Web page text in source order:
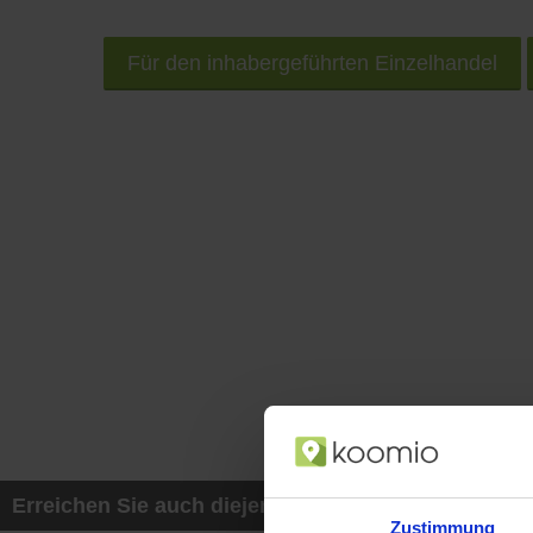
Zustimmung
Für den inhabergeführten Einzelhandel
Erreichen Sie auch diejenigen Kunden, die mit